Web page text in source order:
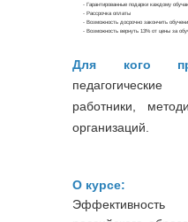
Для кого
работники,
организаций.
О курсе: